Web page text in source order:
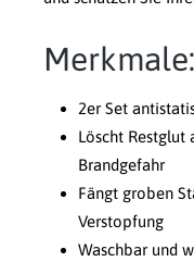
Merkmale:
2er Set
Löscht Restglut
Brandgefahr
Fängt groben
Verstopfung
Waschbar und